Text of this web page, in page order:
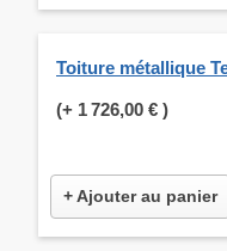
Toiture métallique
(+ 1 726,00 € )
+ Ajouter au panier